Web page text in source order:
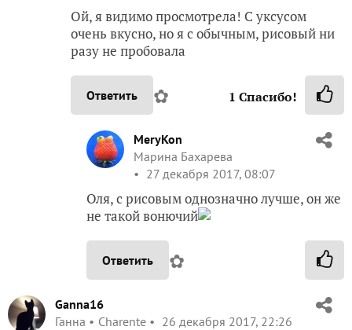
Ой, я видимо просмотрела! С уксусом
очень вкусно, но я с обычным, рисовый ни
разу не пробовала
Ответить ✿ 1 Спасибо!
MeryKon
Марина Бахарева
27 декабря 2017, 08:07
Оля, с рисовым однозначно лучше, он же
не такой вонючий
Ответить ✿
Ganna16
Ганна
Charente 26 декабря 2017, 22:26